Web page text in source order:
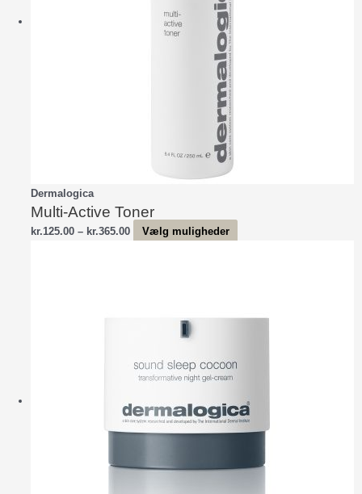
Dermalogica
Multi-Active Toner
kr.125.00 – kr.365.00Prisinterval:
Vælg muligheder